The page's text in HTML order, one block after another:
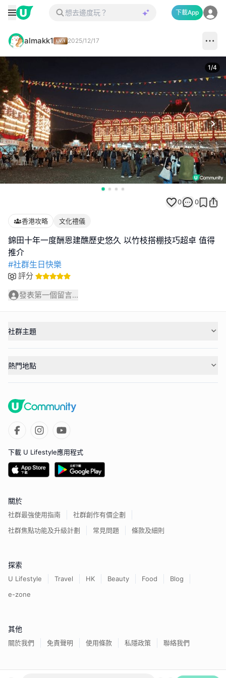
下載App
almakk1 2025/12/17
1/4
0 0
香港攻略 文化禮儀
錦田十年一度酬恩建醮歷史悠久 以竹枝搭棚技巧超卓 值得
#社群生日快樂
評分
發表第一個留言...
社群主題
熱門地點
下載 U Lifestyle應用程式
關於
社群最強使用指南
社群創作有價企劃
社群焦點功能及升級計劃
常見問題 條款及細則
探索
U Lifestyle Travel HK Beauty Food
Blog
e-zone
其他
關於我們 免責聲明 使用條款 私隱政策 聯絡我們